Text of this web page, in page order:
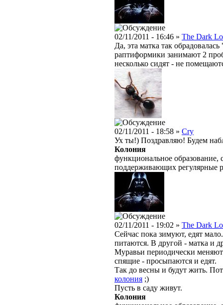
02/11/2011 - 16:46 » The Dark
Да, эта матка так
раптиформики занимают 2
несколько сидят - не
02/11/2011 - 18:58 » Cry
Ух ты!) Поздравляю! Будем
Колония
функциональное образование,
поддерживающих регулярные
02/11/2011 - 19:02 » The Dark
Сейчас пока зимуют, едят
питаются. В другой - матка и
Муравьи периодически
спящие - просыпаются и едят.
Так до весны и будут жить.
колония ;)
Пусть в саду живут.
Колония